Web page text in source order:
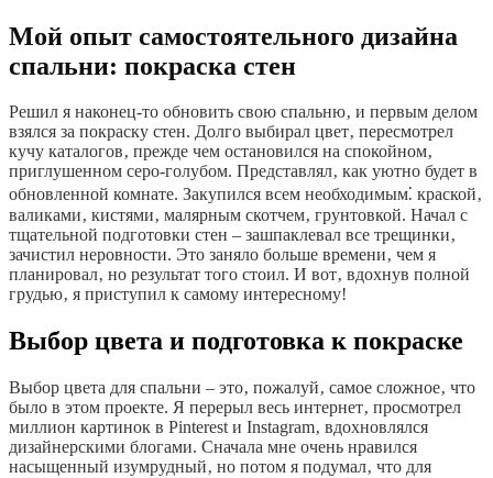
Мой опыт самостоятельного дизайна
спальни: покраска стен
Решил я наконец-то обновить свою спальню‚ и первым делом
взялся за покраску стен. Долго выбирал цвет‚ пересмотрел
кучу каталогов‚ прежде чем остановился на спокойном‚
приглушенном серо-голубом. Представлял‚ как уютно будет в
обновленной комнате. Закупился всем необходимым⁚ краской‚
валиками‚ кистями‚ малярным скотчем‚ грунтовкой. Начал с
тщательной подготовки стен – зашпаклевал все трещинки‚
зачистил неровности. Это заняло больше времени‚ чем я
планировал‚ но результат того стоил. И вот‚ вдохнув полной
грудью‚ я приступил к самому интересному!
Выбор цвета и подготовка к покраске
Выбор цвета для спальни – это‚ пожалуй‚ самое сложное‚ что
было в этом проекте. Я перерыл весь интернет‚ просмотрел
миллион картинок в Pinterest и Instagram‚ вдохновлялся
дизайнерскими блогами. Сначала мне очень нравился
насыщенный изумрудный‚ но потом я подумал‚ что для